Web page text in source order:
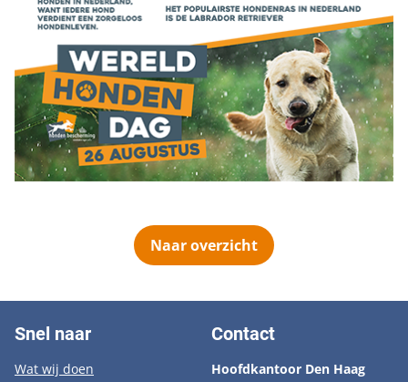
Naar overzicht
Snel naar
Wat wij doen
Contact
Hoofdkantoor Den Haag